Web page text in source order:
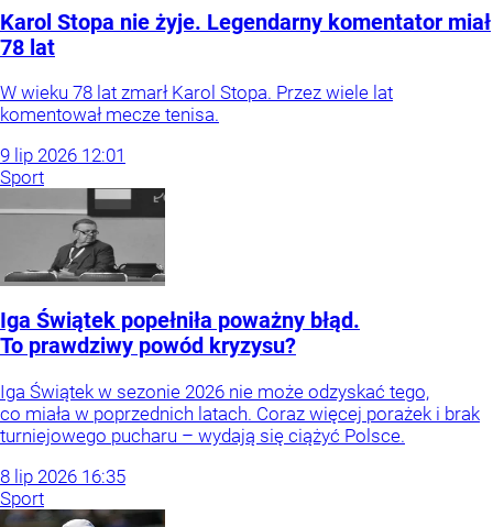
Karol Stopa nie żyje. Legendarny komentator miał
78 lat
W wieku 78 lat zmarł Karol Stopa. Przez wiele lat
komentował mecze tenisa.
9 lip 2026 12:01
Sport
Iga Świątek popełniła poważny błąd.
To prawdziwy powód kryzysu?
Iga Świątek w sezonie 2026 nie może odzyskać tego,
co miała w poprzednich latach. Coraz więcej porażek i brak
turniejowego pucharu – wydają się ciążyć Polsce.
8 lip 2026 16:35
Sport